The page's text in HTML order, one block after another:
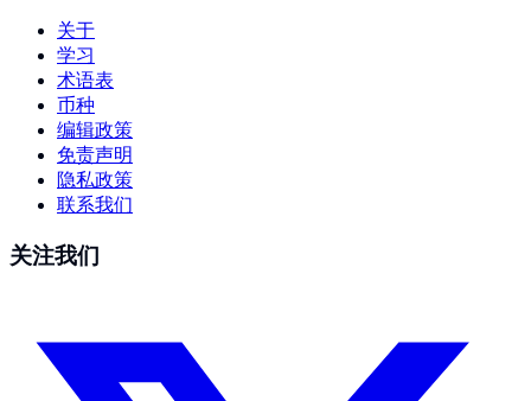
关于
学习
术语表
币种
编辑政策
免责声明
隐私政策
联系我们
关注我们